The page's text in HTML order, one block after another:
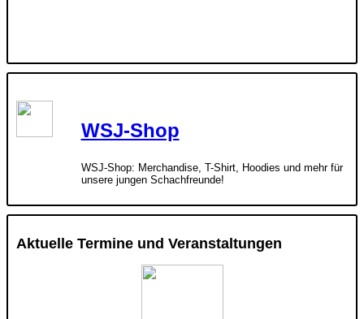
WSJ-Shop
WSJ-Shop: Merchandise, T-Shirt, Hoodies und mehr für
unsere jungen Schachfreunde!
Aktuelle Termine und Veranstaltungen